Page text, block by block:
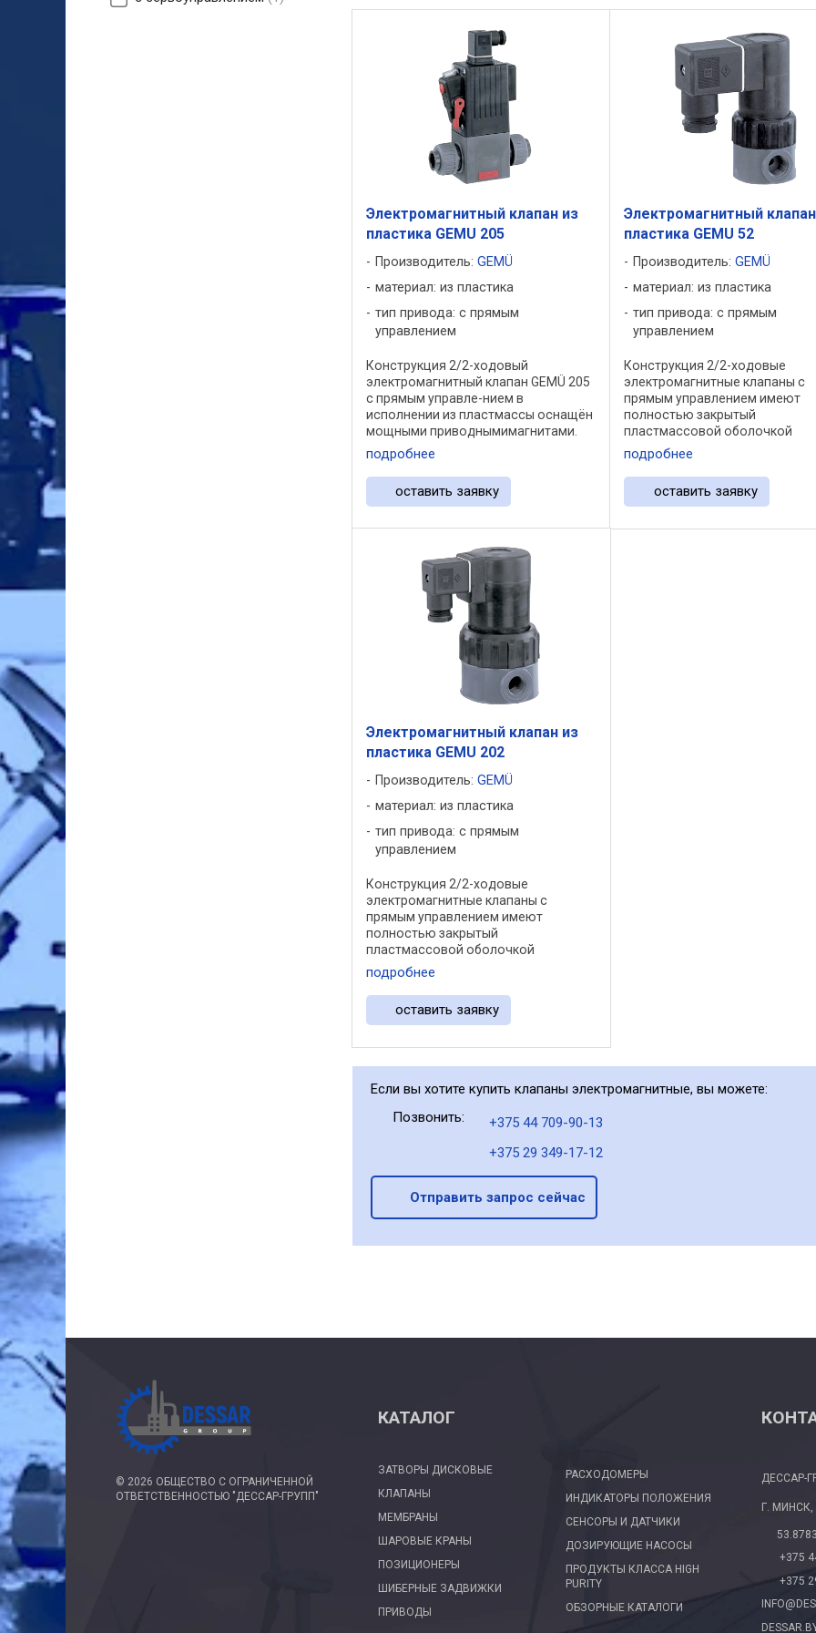
Электромагнитный клапан из
пластика GEMU 205
Производитель: GEMÜ
материал: из пластика
тип привода: с прямым
управлением
Конструкция 2/2-ходовый
электромагнитный клапан GEMÜ 205
с прямым управле-нием в
исполнении из пластмассы оснащён
мощными приводнымимагнитами.
Герметизация магнита
осуществляется с
помощьюуплотнительной втулки
рычага из PTFE ...
подробнее
оставить заявку
Электромагнитный
пластика GEMU 52
Производитель:GEMÜ
материал: из пластика
тип привода: с прямым
управлением
Конструкция 2/2-ходовые
электромагнитные клапаны с
прямым управлением имеют
полностью закрытый
пластмассовой оболочкой
приводной магнит, который
приводит в действие якорь
электромагнита. Якорь
перемещается в
подробнее
оставить заявку
Электромагнитный клапан из
пластика GEMU 202
Производитель: GEMÜ
материал: из пластика
тип привода: с прямым
управлением
Конструкция 2/2-ходовые
электромагнитные клапаны с
прямым управлением имеют
полностью закрытый
пластмассовой оболочкой
приводной магнит, который
приводит в действие якорь
электромагнита. Якорь
перемещается в изготовленном из
подробнее
оставить заявку
Если вы хотите купить клапаны электромагнитные, вы можете:
Позвонить:
+375 44 709-90-13
+375 29 349-17-12
Отправить запрос сейчас
© 2026 ОБЩЕСТВО С ОГРАНИЧЕННОЙ
ОТВЕТСТВЕННОСТЬЮ "ДЕССАР-ГРУПП"
КАТАЛОГ
ЗАТВОРЫ ДИСКОВЫЕ
КЛАПАНЫ
МЕМБРАНЫ
ШАРОВЫЕ КРАНЫ
ПОЗИЦИОНЕРЫ
ШИБЕРНЫЕ ЗАДВИЖКИ
ПРИВОДЫ
РАСХОДОМЕРЫ
ИНДИКАТОРЫ ПОЛОЖЕНИЯ
СЕНСОРЫ И ДАТЧИКИ
ДОЗИРУЮЩИЕ НАСОСЫ
ПРОДУКТЫ КЛАССА HIGH
PURITY
ОБЗОРНЫЕ КАТАЛОГИ
ДЕССАР-
Г.
+375
+375